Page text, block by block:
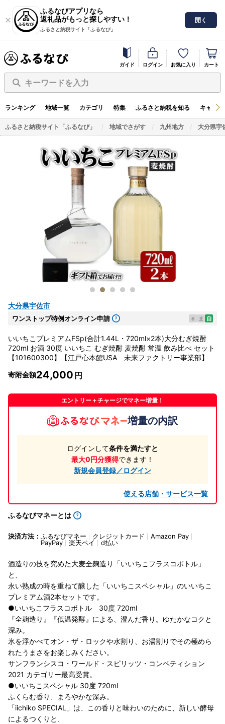
ふるなびアプリなら
返礼品がもっと探しやすい！
ふるさと納税サイト「ふるなび」
開く
ガイド ログイン お気に入り カート
キーワードを入力
ランキング 地域一覧 カテゴリ 特集 ふるさと納税を知る キャン
ふるさと納税サイト「ふるなび」 地域でさがす 九州地方 大分県宇
大分県宇佐市
ワンストップ特例オンライン申請 e ま 自
いいちこプレミアムFSp(合計1.44L・720ml×2本)大分むぎ焼酎
720ml お酒 30度 いいちこ むぎ焼酎 麦焼酎 常温 飲み比べ セット
【101600300】【江戸心本館USA 未来ファクトリー事業部】
寄附金額24,000
エントリー＋チャージでマネー増量！
増量の内訳
ログインして条件を満たすと
最大0円分獲得できます！
新規会員登録／ログイン
使える店舗・サービス一覧
ふるなびマネーとは
決済方法： ふるなびマネー クレジットカード
Amazon Pay
PayPay
楽天ペイ d払い
酒造りの技を究めた大麦全麹造り「いいちこフラスコボトル」
と、
永い熟成の時を重ねて醸した「いいちこスペシャル」のいいちこ
プレミアム酒2本セットです。
●いいちこフラスコボトル 30度 720ml
『全麹造り』『低温発酵』による、澄んだ香り。ゆたかなコクと
深み。
氷を浮かべてオン・ザ・ロックや水割り、お湯割りでその極めら
れたうまさをお楽しみください。
サンフランシスコ・ワールド・スピリッツ・コンペティション
2021 カテゴリー最高受賞。
●いいちこスペシャル 30度 720ml
ふくらむ香り、まろやかな深み。
「iichiko SPECIAL」は、この香りと味わいのために、新しい酵母
によるつくりと、